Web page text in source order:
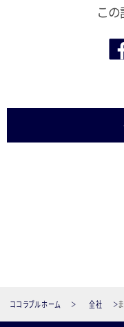
こ
ココラブルホーム 全社